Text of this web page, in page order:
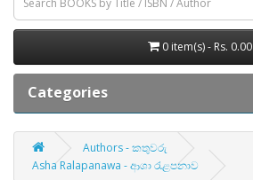
0 item(s) - Rs. 0.00
Categories
Authors - කතුවරු
Asha Ralapanawa - ආශා රැළපනාව